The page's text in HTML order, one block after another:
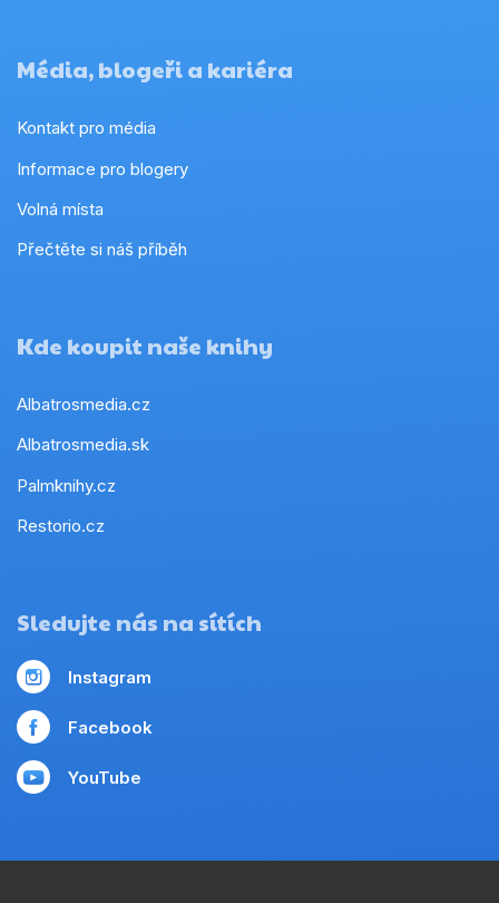
Média, blogeři a kariéra
Kontakt pro média
Informace pro blogery
Volná místa
Přečtěte si náš příběh
Kde koupit naše knihy
Albatrosmedia.cz
Albatrosmedia.sk
Palmknihy.cz
Restorio.cz
Sledujte nás na sítích
Instagram
Facebook
YouTube